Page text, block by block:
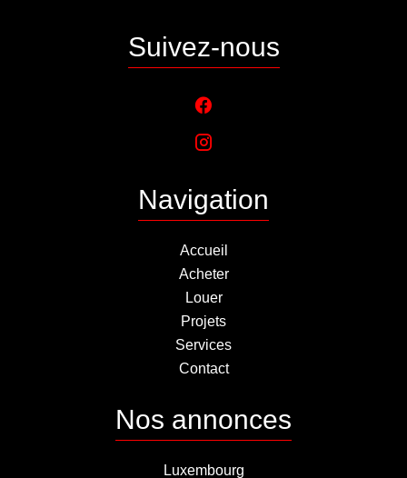
Suivez-nous
Navigation
Accueil
Acheter
Louer
Projets
Services
Contact
Nos annonces
Luxembourg